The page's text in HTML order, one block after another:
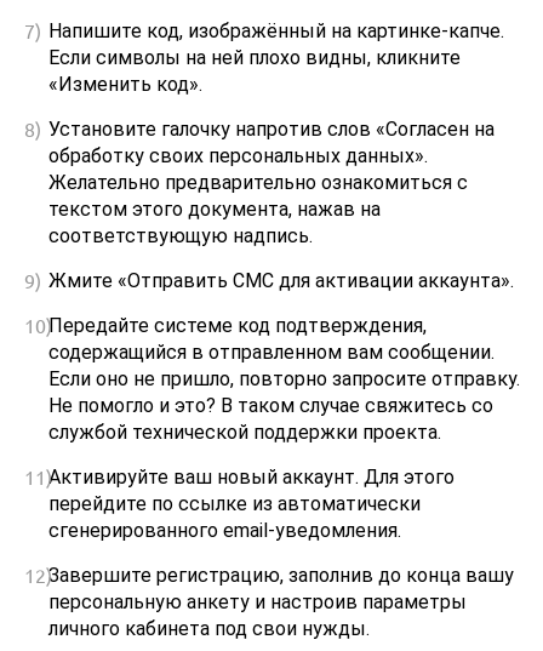
Напишите код, изображённый на картинке-капче.
Если символы на ней плохо видны, кликните
«Изменить код».
Установите галочку напротив слов «Согласен на
обработку своих персональных данных».
Желательно предварительно ознакомиться с
текстом этого документа, нажав на
соответствующую надпись.
Жмите «Отправить СМС для активации аккаунта».
Передайте системе код подтверждения,
содержащийся в отправленном вам сообщении.
Если оно не пришло, повторно запросите отправку.
Не помогло и это? В таком случае свяжитесь со
службой технической поддержки проекта.
Активируйте ваш новый аккаунт. Для этого
перейдите по ссылке из автоматически
сгенерированного email-уведомления.
Завершите регистрацию, заполнив до конца вашу
персональную анкету и настроив параметры
личного кабинета под свои нужды.